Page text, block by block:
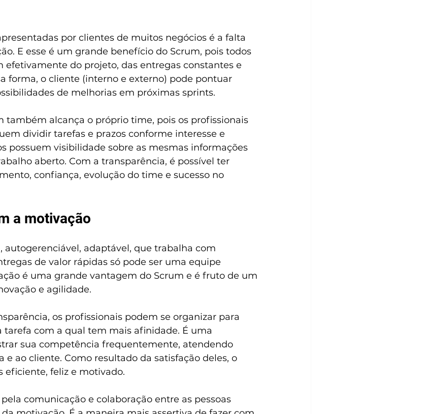
por clientes de muitos negócios é a falta
E esse é um grande benefício do Scrum, pois todos
efetivamente do projeto, das entregas constantes e
forma, o cliente (interno e externo) pode pontuar
de melhorias em próximas sprints.
também alcança o próprio time, pois os profissionais
dividir tarefas e prazos conforme interesse e
possuem visibilidade sobre as mesmas informações
aberto. Com a transparência, é possível ter
confiança, evolução do time e sucesso no
a motivação
autogerenciável, adaptável, que trabalha com
de valor rápidas só pode ser uma equipe
é uma grande vantagem do Scrum e é fruto de um
e agilidade.
os profissionais podem se organizar para
com a qual tem mais afinidade. É uma
sua competência frequentemente, atendendo
e ao cliente. Como resultado da satisfação deles, o
eficiente, feliz e motivado.
comunicação e colaboração entre as pessoas